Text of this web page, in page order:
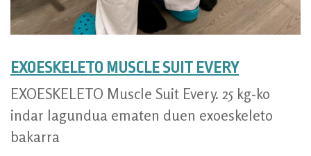
EXOESKELETO MUSCLE SUIT EVERY
EXOESKELETO Muscle Suit Every. 25 kg-ko
indar lagundua ematen duen exoeskeleto
bakarra